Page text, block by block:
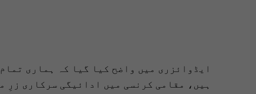
ایڈوائزری میں واضح کیا گیا کہ ہماری
ہیں، مقامی کرنسی میں ادائیگی سرکاری زرِ